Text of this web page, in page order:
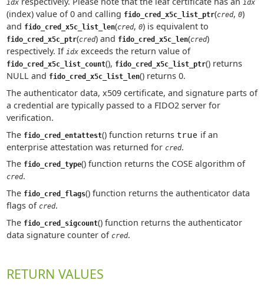
idx idx
(index) value of 0 and calling fido_cred_x5c_list_ptr(cred, 0)
and fido_cred_x5c_list_len(cred, 0) is equivalent to
fido_cred_x5c_ptr(cred) and fido_cred_x5c_len(cred)
respectively. If idxexceeds the return value of
fido_cred_x5c_list_count(), fido_cred_x5c_list_ptr() returns
NULL and fido_cred_x5c_list_len() returns 0.
The authenticator data, x509 certificate, and signature parts of
a credential are typically passed to a FIDO2 server for
verification.
The fido_cred_entattest() function returns true if an
enterprise attestation was returned for cred.
The fido_cred_type() function returns the COSE algorithm of
cred.
The fido_cred_flags() function returns the authenticator data
flags of cred.
The fido_cred_sigcount() function returns the authenticator
data signature counter of cred.
RETURN VALUES